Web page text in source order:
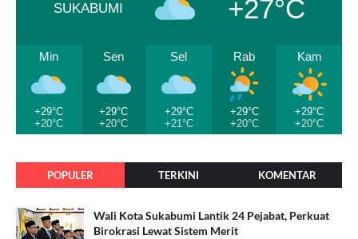
SUKABUMI +27°C
Min
+29°C
+20°C
Sen
+29°C
+20°C
Sel
+29°C
+21°C
Rab
+29°C
+20°C
Kam
+29°C
+20°C
POPULER TERKINI KOMENTAR
Wali Kota Sukabumi Lantik 24 Pejabat, Perkuat
Birokrasi Lewat Sistem Merit